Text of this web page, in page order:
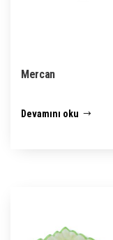
Mercan
Devamını oku